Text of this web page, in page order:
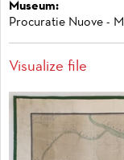
Museum:
Procuratie Nuove -
Visualize file